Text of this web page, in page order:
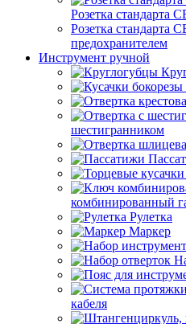
Розетка стандарта
Розетка стандарта
предохранителем
Инструмент ручной
шестигранником
комбинированный
Рулетка
Маркер
кабеля